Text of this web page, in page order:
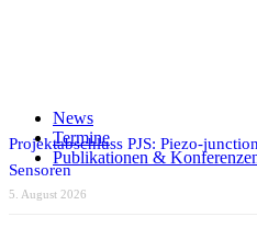
Teilen auf LinkedIn
Per E-Mail teilen
News
Termine
Publikationen &
Projektabschluss PJS: Piezo-
Sensoren
5. August 2026